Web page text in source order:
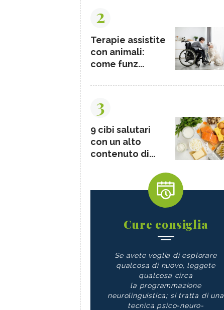
2
Terapie assistite
con animali:
come funz...
3
9 cibi salutari
con un alto
contenuto di...
Cure consiglia
Se avete voglia di esplorare
qualcosa di nuovo, leggete
qualcosa circa
la programmazione
neurolinguistica; si tratta di una
tecnica psico-neuro-